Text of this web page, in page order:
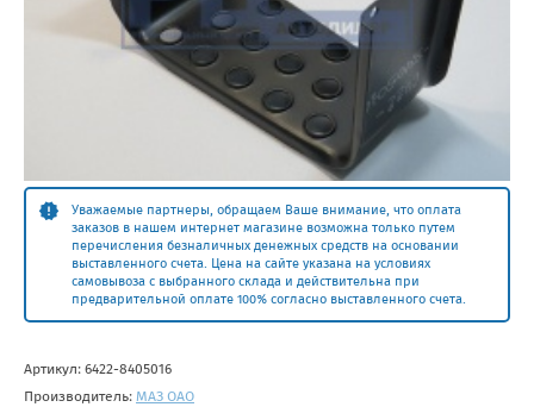
Уважаемые партнеры, обращаем Ваше внимание, что оплата
заказов в нашем интернет магазине возможна только путем
перечисления безналичных денежных средств на основании
выставленного счета. Цена на сайте указана на условиях
самовывоза с выбранного склада и действительна при
предварительной оплате 100% согласно выставленного счета.
Артикул: 6422-8405016
Производитель: МАЗ ОАО